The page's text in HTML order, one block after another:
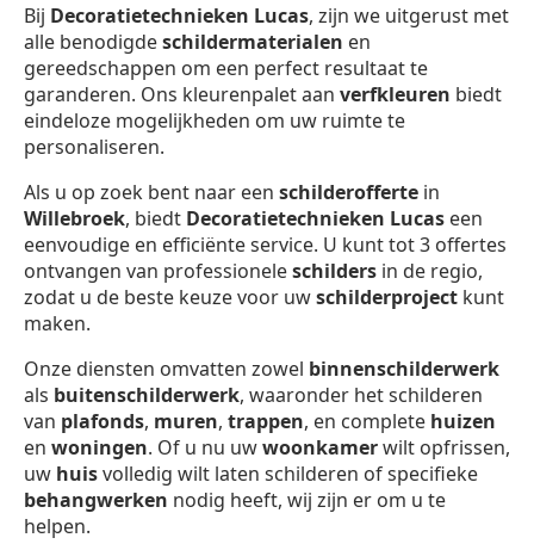
Bij Decoratietechnieken Lucas, zijn we uitgerust met
alle benodigdeschildermaterialen en
gereedschappen om een perfect resultaat te
garanderen. Ons kleurenpalet aan verfkleuren biedt
eindeloze mogelijkheden om uw ruimte te
personaliseren.
Als u op zoek bent naar een schilderofferte in
Willebroek, biedt Decoratietechnieken Lucas een
eenvoudige en efficiënte service. U kunt tot 3 offertes
ontvangen van professioneleschilders in de regio,
zodat u de beste keuze voor uwschilderproject kunt
maken.
Onze diensten omvatten zowel binnenschilderwerk
als buitenschilderwerk, waaronder het schilderen
van plafonds, muren, trappen, en complete huizen
en woningen. Of u nu uwwoonkamerwilt opfrissen,
uw huisvolledig wilt laten schilderen of specifieke
behangwerken nodig heeft, wij zijn er om u te
helpen.